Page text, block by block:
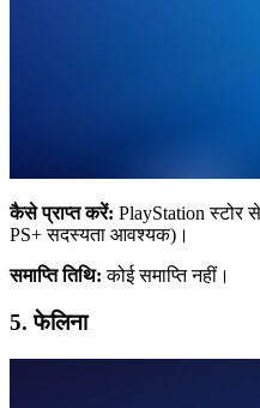
कैसे प्राप्त करें: PlayStation स्टोर
PS+ सदस्यता आवश्यक)।
समाप्ति तिथि: कोई समाप्ति नहीं।
5. फेलिना